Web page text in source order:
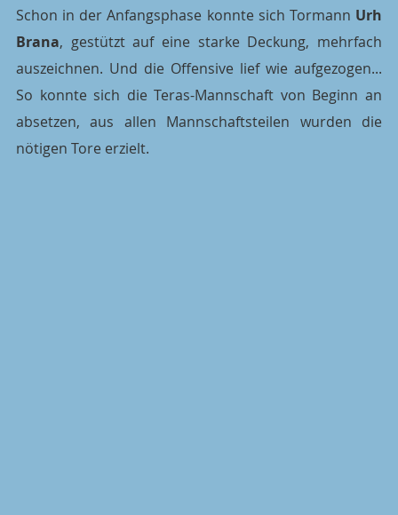
Schon in der Anfangsphase konnte sich Tormann Urh
Brana, gestützt auf eine starke Deckung, mehrfach
auszeichnen. Und die Offensive lief wie aufgezogen...
So konnte sich die Teras-Mannschaft von Beginn an
absetzen, aus allen Mannschaftsteilen wurden die
nötigen Tore erzielt.